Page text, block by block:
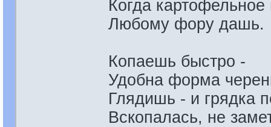
Когда картофельное
Любому фору дашь.
Копаешь быстро -
Удобна форма
Глядишь - и грядка
Вскопалась, не